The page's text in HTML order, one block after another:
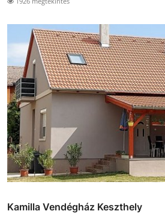
Kamilla Vendégház Keszthely